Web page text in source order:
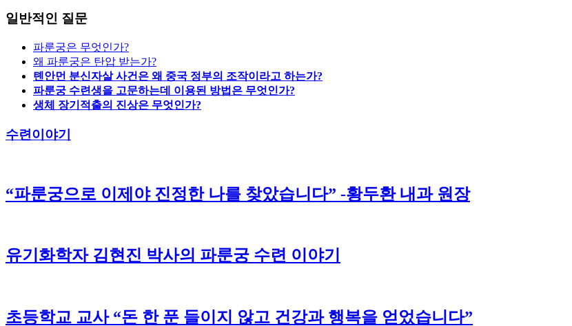
일반적인 질문
파룬궁은 무엇인가?
왜 파룬궁은 탄압 받는가?
톈안먼 분신자살 사건은 왜 중국 정부의 조작이라고 하는가?
파룬궁 수련생을 고문하는데 이용된 방법은 무엇인가?
생체 장기적출의 진상은 무엇인가?
수련이야기
“파룬궁으로 이제야 진정한 나를 찾았습니다” -황두환 내과 원장
유기화학자 김현진 박사의 파룬궁 수련 이야기
초등학교 교사 “돈 한 푼 들이지 않고 건강과 행복을 얻었습니다”